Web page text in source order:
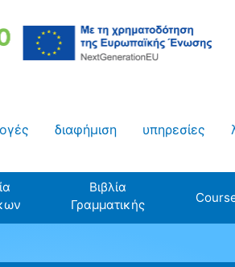
διαφήμιση υπηρεσίες
Βιβλία
Γραμματικής